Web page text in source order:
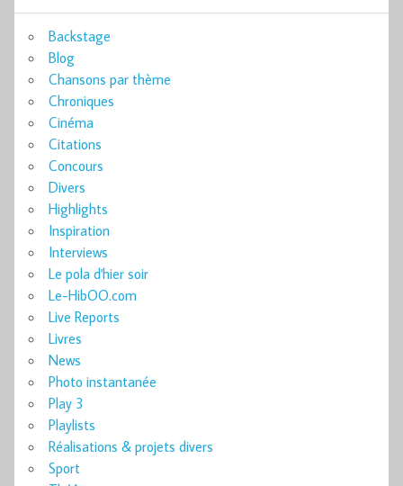
Backstage
Blog
Chansons par thème
Chroniques
Cinéma
Citations
Concours
Divers
Highlights
Inspiration
Interviews
Le pola d'hier soir
Le-HibOO.com
Live Reports
Livres
News
Photo instantanée
Play 3
Playlists
Réalisations & projets divers
Sport